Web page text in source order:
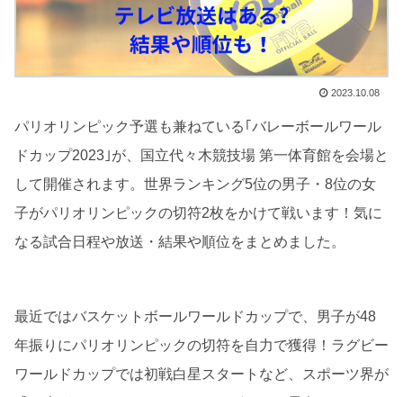
2023.10.08
パリオリンピック予選も兼ねている｢バレーボールワール
ドカップ2023｣が、国立代々木競技場 第一体育館を会場と
して開催されます。世界ランキング5位の男子・8位の女
子がパリオリンピックの切符2枚をかけて戦います！気に
なる試合日程や放送・結果や順位をまとめました。
最近ではバスケットボールワールドカップで、男子が48
年振りにパリオリンピックの切符を自力で獲得！ラグビー
ワールドカップでは初戦白星スタートなど、スポーツ界が